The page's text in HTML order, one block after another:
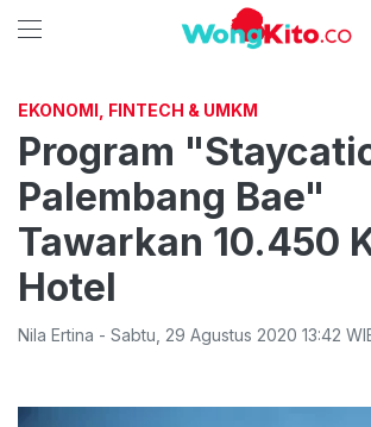
EKONOMI, FINTECH & UMKM
Program
Palembang Bae"
Tawarkan 10.450
Hotel
Nila Ertina - Sabtu 29 Agustus 2020 13:42